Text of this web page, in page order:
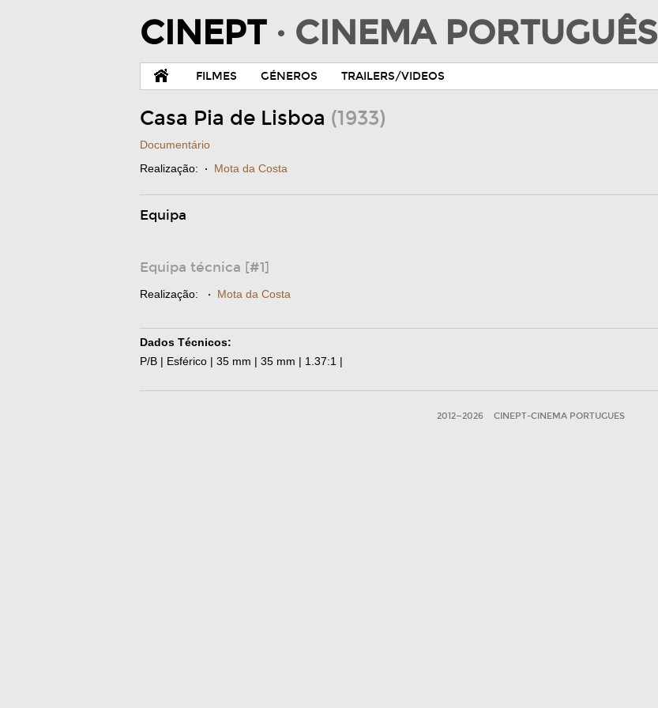
CINEPT · CINEMA PORTUGUÊS
FILMES GÉNEROS TRAILERS/VIDEOS
Casa Pia de Lisboa (1933)
Documentário
Realização: · Mota da Costa
Equipa
Equipa técnica [#1]
Realização: · Mota da Costa
Dados Técnicos:
P/B | Esférico | 35 mm | 35 mm | 1.37:1 |
2012—2026 CINEPT-CINEMA PORTUGUES